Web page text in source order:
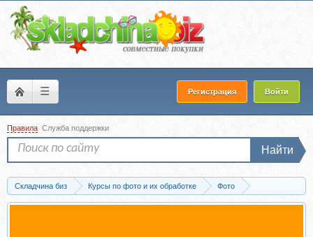
☰ Регистрация Войти
Правила Служба поддержки
Найти
Складчина биз Курсы по фото и их обработке
Фото
Пресеты для фото
Скачать Крутейшие семейные пресеты. Journey (Lady